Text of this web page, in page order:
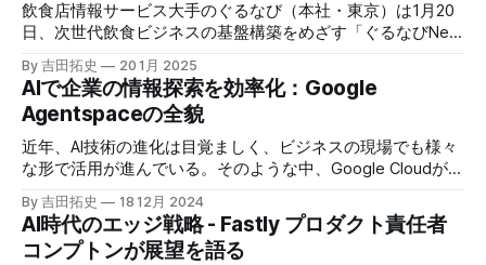
飲食店情報サービス大手のぐるなび（本社・東京）は1月20
日、次世代飲食ビジネスの基盤構築をめざす「ぐるなびNext
プロジェクト」の初成果として、新たな飲食店探索アプリ
「UMAME!（うまみー！）」のβ版を公開した。
By 吉田拓史 20 1月 2025
AIで企業の情報探索を効率化：Google
Agentspaceの全貌
近年、AI技術の進化は目覚ましく、ビジネスの現場でも様々
な形で活用が進んでいる。そのような中、Google Cloudが新
たに発表したGoogle Agentspaceは、いま注目を集めるAIエ
ージェントがエンタープライズITを大きく変革する予兆と言
えるだろう。
By 吉田拓史 18 12月 2024
AI時代のエッジ戦略 - Fastly プロダクト責任者
コンプトンが展望を語る